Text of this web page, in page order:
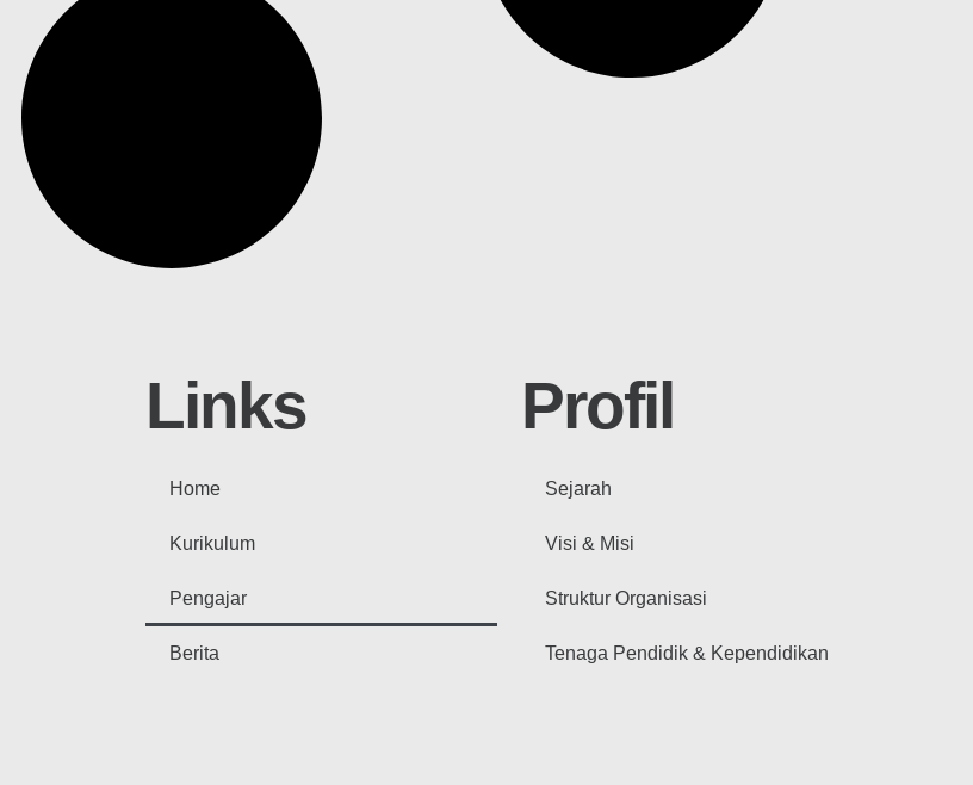
Links
Home
Kurikulum
Pengajar
Berita
Profil
Sejarah
Visi & Misi
Struktur Organisasi
Tenaga Pendidik & Kependidikan